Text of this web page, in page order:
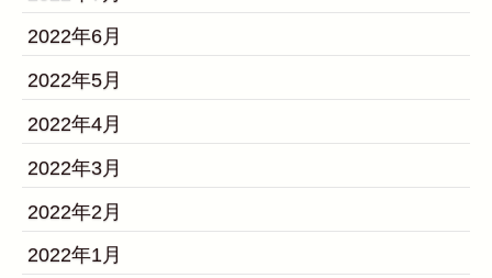
2022年6月
2022年5月
2022年4月
2022年3月
2022年2月
2022年1月